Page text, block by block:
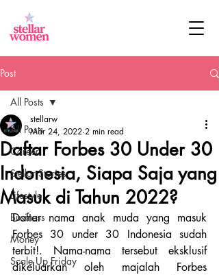
Post
All Posts
Career
Stellar Stories
Lifestyle
Business
Money
Scale Up Friday
All Posts
Daftar Forbes 30 Under 30
Indonesia, Siapa Saja yang
Masuk di Tahun 2022?
stellarw
Mar 24, 2022 2 min read
Daftar nama anak muda yang masuk
Forbes 30 under 30 Indonesia sudah
terbit!. Nama-nama tersebut eksklusif
dikeluarkan oleh majalah Forbes